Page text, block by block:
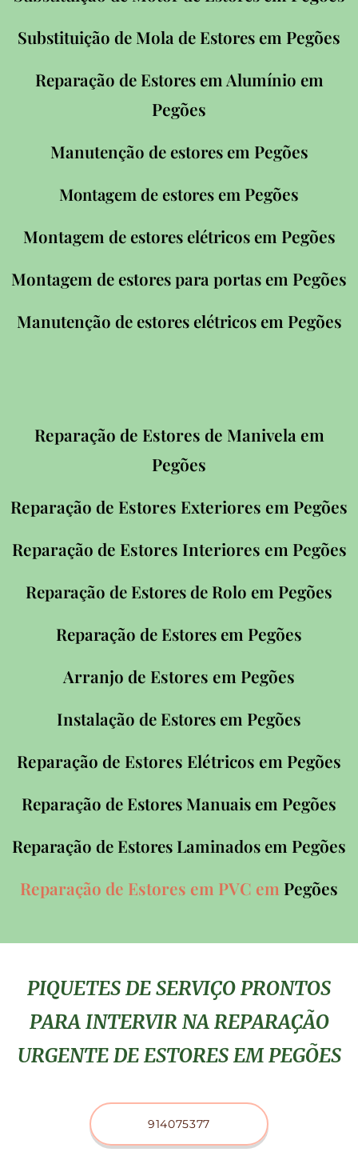
Substituição de Mola de Estores em Pegões
Reparação de Estores em Alumínio em
Pegões
Manutenção de estores em Pegões
Montagem de estores em Pegões
Montagem de estores elétricos em Pegões
Montagem de estores para portas em Pegões
Manutenção de estores elétricos em Pegões
Reparação de Estores de Manivela em
Pegões
Reparação de Estores Exteriores em Pegões
Reparação de Estores Interiores em Pegões
Reparação de Estores de Rolo em Pegões
Reparação de Estores em Pegões
Arranjo de Estores em Pegões
Instalação de Estores em Pegões
Reparação de Estores Elétricos em Pegões
Reparação de Estores Manuais em Pegões
Reparação de Estores Laminados em Pegões
Reparação de Estores em PVC em Pegões
PIQUETES DE SERVIÇO PRONTOS
PARA INTERVIR NA REPARAÇÃO
URGENTE DE ESTORES EM PEGÕES
914075377